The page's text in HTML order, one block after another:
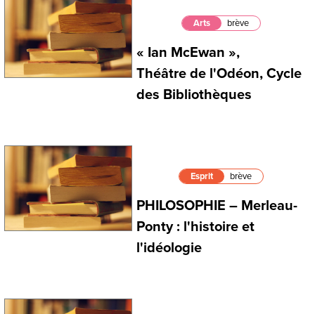
Arts brève
« Ian McEwan »,
Théâtre de l'Odéon, Cycle
des Bibliothèques
Esprit brève
PHILOSOPHIE – Merleau-
Ponty : l'histoire et
l'idéologie